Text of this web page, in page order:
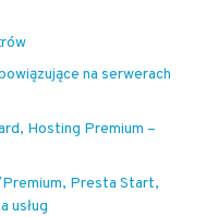
na serwerach
Hosting Premium –
Presta Start,
usług